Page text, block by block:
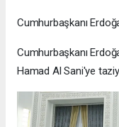
Cumhurbaşkanı
Cumhurbaşkanı
Hamad Al Sani'ye